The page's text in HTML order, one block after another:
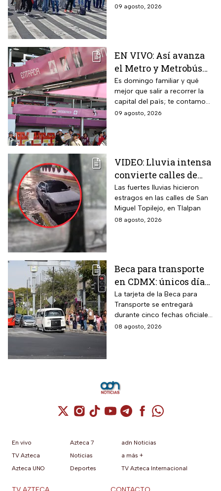
durante este domingo; sigue
09 agosto, 2026
EN VIVO: Así avanza
el Metro y Metrobús
CDMX hoy domingo 9
de agosto
Es domingo familiar y qué
mejor que salir a recorrer la
capital del país; te contamos
cómo van los principales
09 agosto, 2026
VIDEO: Lluvia intensa
convierte calles de
Tlalpan en ríos
Las fuertes lluvias hicieron
estragos en las calles de San
Miguel Topilejo, en Tlalpan
08 agosto, 2026
Beca para transporte
en CDMX: únicos días
para recoger la tarjeta
si te atrasaste
La tarjeta de la Beca para
Transporte se entregará
durante cinco fechas oficiales
en la CDMX; estos son los
08 agosto, 2026
Cuenta de X / Twitter (se abre en una
Cuenta de Instagram (se abre en una
Cuenta de TikTok (se abre en
Cuenta de YouTube (se abre
Cuenta de Telegram (se
Cuenta de
Cuenta de
En vivo
TV Azteca
Azteca UNO
Azteca 7
Noticias
Deportes
adn Noticias
a más +
TV Azteca Internacional